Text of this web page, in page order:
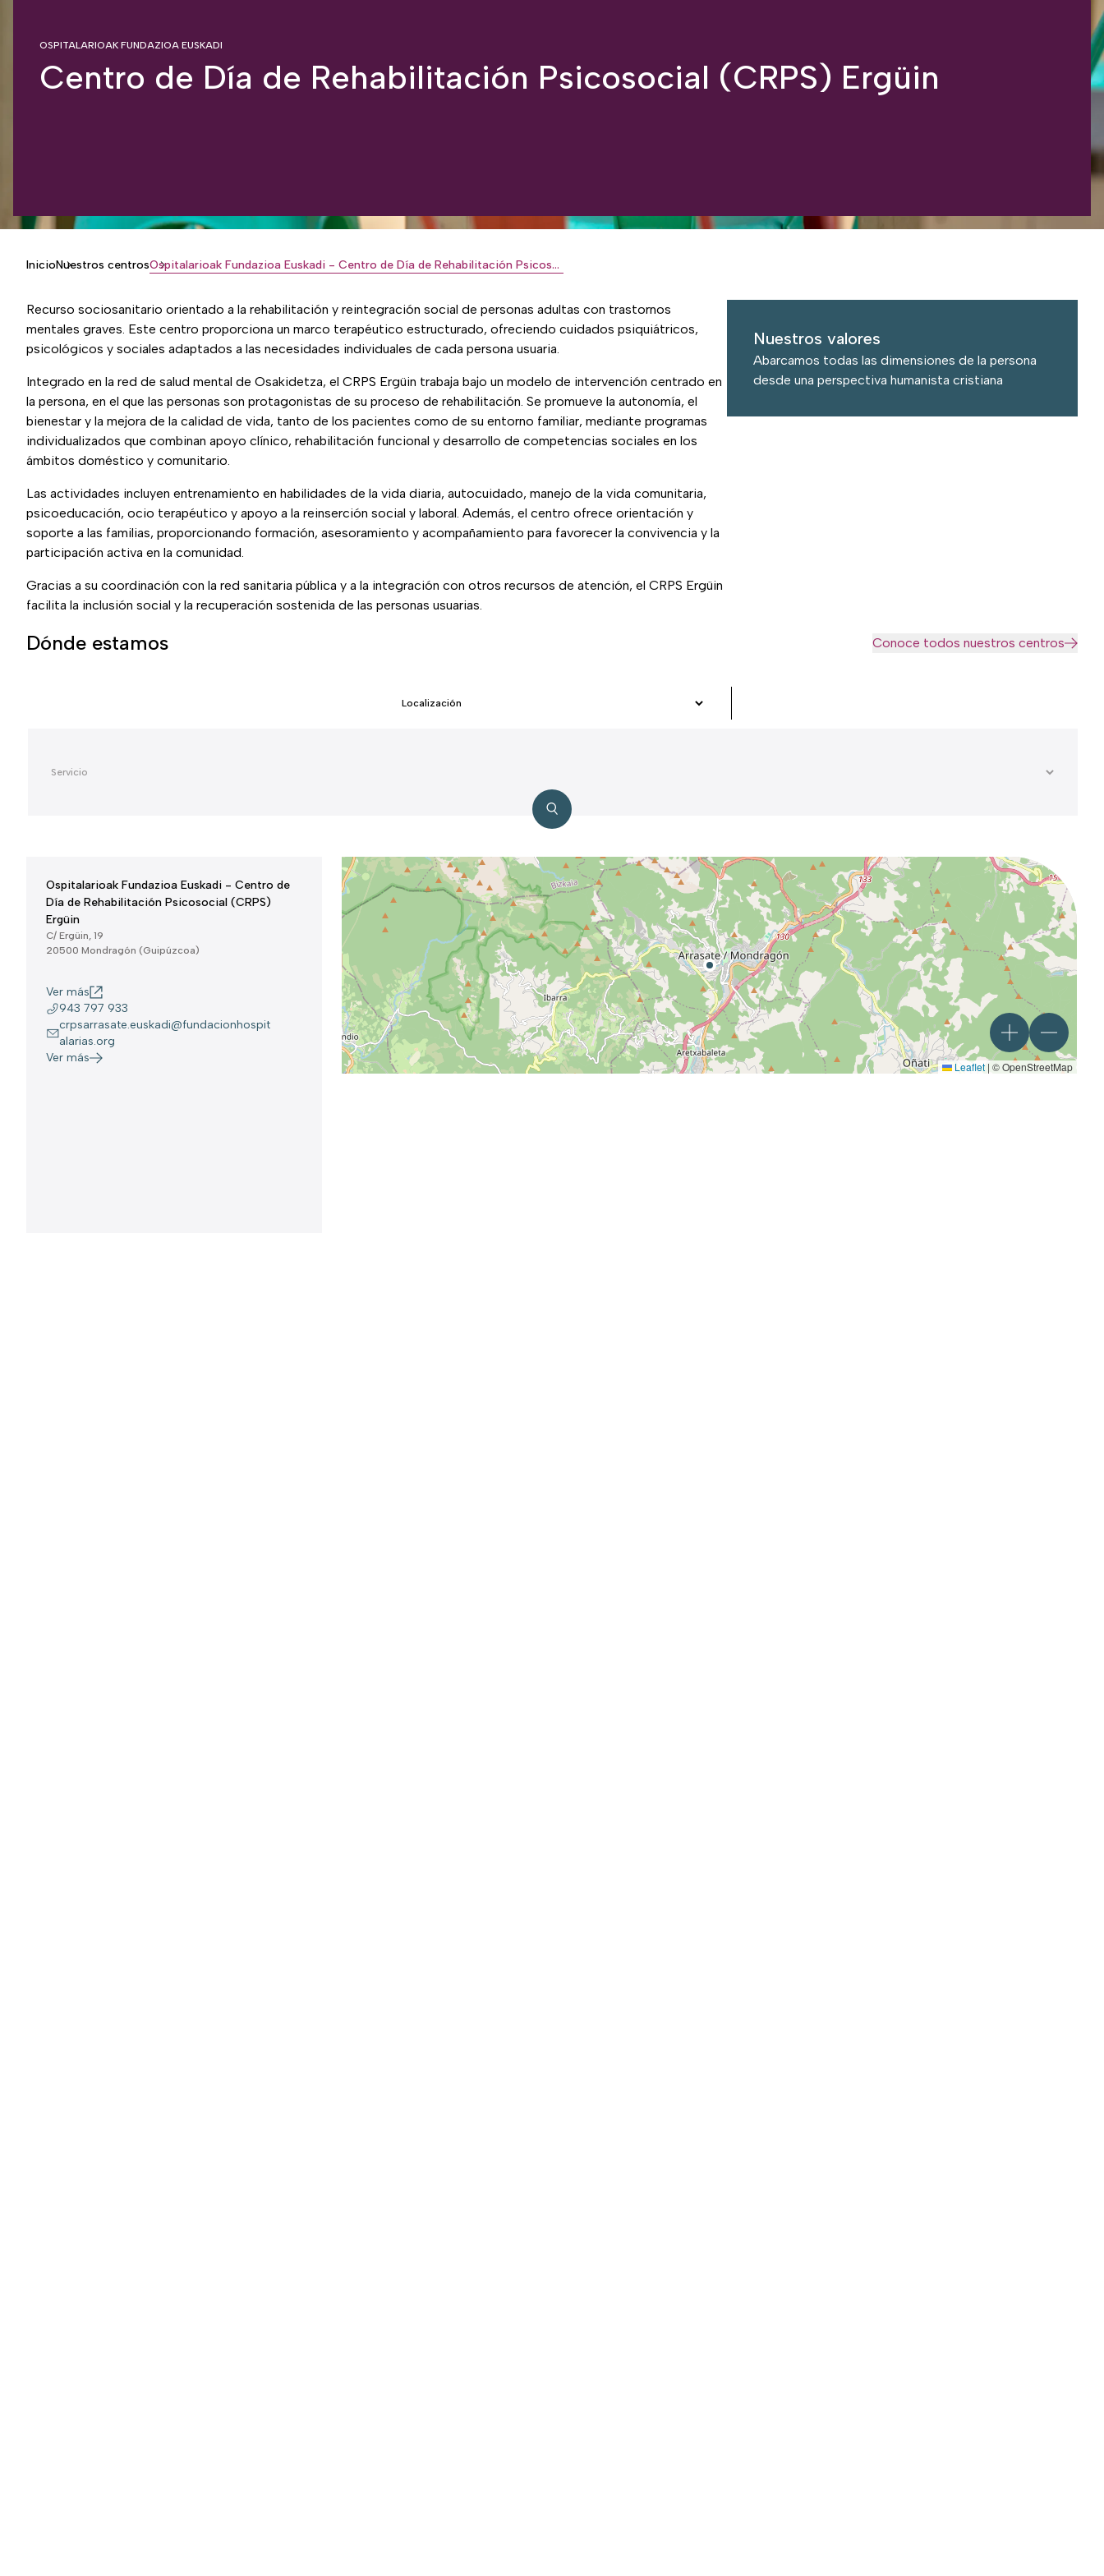
OSPITALARIOAK FUNDAZIOA EUSKADI
Centro de Día de Rehabilitación Psicosocial (CRPS) Ergüin
Breadcrumb
InicioNuestros centros Ospitalarioak Fundazioa Euskadi - Centro de Día de Rehabilitación Psicosocial (CRPS) Ergüin
Recurso sociosanitario orientado a la rehabilitación y reintegración social de personas adultas con trastornos
mentales graves. Este centro proporciona un marco terapéutico estructurado, ofreciendo cuidados psiquiátricos,
psicológicos y sociales adaptados a las necesidades individuales de cada persona usuaria.
Integrado en la red de salud mental de Osakidetza, el CRPS Ergüin trabaja bajo un modelo de intervención centrado en
la persona, en el que las personas son protagonistas de su proceso de rehabilitación. Se promueve la autonomía, el
bienestar y la mejora de la calidad de vida, tanto de los pacientes como de su entorno familiar, mediante programas
individualizados que combinan apoyo clínico, rehabilitación funcional y desarrollo de competencias sociales en los
ámbitos doméstico y comunitario.
Las actividades incluyen entrenamiento en habilidades de la vida diaria, autocuidado, manejo de la vida comunitaria,
psicoeducación, ocio terapéutico y apoyo a la reinserción social y laboral. Además, el centro ofrece orientación y
soporte a las familias, proporcionando formación, asesoramiento y acompañamiento para favorecer la convivencia y la
participación activa en la comunidad.
Gracias a su coordinación con la red sanitaria pública y a la integración con otros recursos de atención, el CRPS Ergüin
facilita la inclusión social y la recuperación sostenida de las personas usuarias.
Nuestros valores
Abarcamos todas las dimensiones de la persona
desde una perspectiva humanista cristiana
Dónde estamos Conoce todos nuestros centros
Ospitalarioak Fundazioa Euskadi - Centro de
Día de Rehabilitación Psicosocial (CRPS)
Ergüin
C/ Ergüin, 19
20500 Mondragón (Guipúzcoa)
Ver más
943 797 933
crpsarrasate.euskadi@fundacionhospit
alarias.org
Ver más
Leaflet | © OpenStreetMap